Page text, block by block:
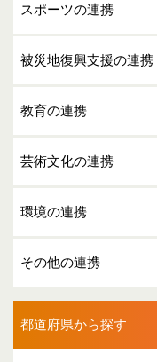
スポーツの連携
被災地復興支援の連携
教育の連携
芸術文化の連携
環境の連携
その他の連携
都道府県から探す